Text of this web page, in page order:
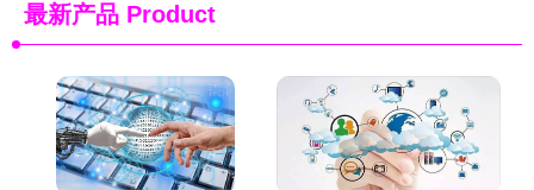
最新产品 Product